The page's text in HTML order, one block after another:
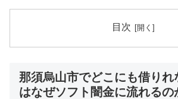
目次
那須烏山市でどこにも借りれ
はなぜソフト闇金に流れるの